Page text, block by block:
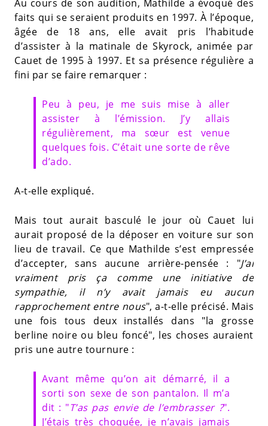
Au cours de son audition, Mathilde a évoqué des
faits qui se seraient produits en 1997. À l’époque,
âgée de 18 ans, elle avait pris l’habitude
d’assister à la matinale de Skyrock, animée par
Cauet de 1995 à 1997. Et sa présence régulière a
fini par se faire remarquer :
Peu à peu, je me suis mise à aller
assister à l’émission. J’y allais
régulièrement, ma sœur est venue
quelques fois. C’était une sorte de rêve
d’ado.
A-t-elle expliqué.
Mais tout aurait basculé le jour où Cauet lui
aurait proposé de la déposer en voiture sur son
lieu de travail. Ce que Mathilde s’est empressée
d’accepter, sans aucune arrière-pensée : "J’ai
vraiment pris ça comme une initiative de
sympathie, il n’y avait jamais eu aucun
rapprochement entre nous", a-t-elle précisé. Mais
une fois tous deux installés dans "la grosse
berline noire ou bleu foncé", les choses auraient
pris une autre tournure :
Avant même qu’on ait démarré, il a
sorti son sexe de son pantalon. Il m’a
dit : "T’as pas envie de l’embrasser ?".
J’étais très choquée, je n’avais jamais